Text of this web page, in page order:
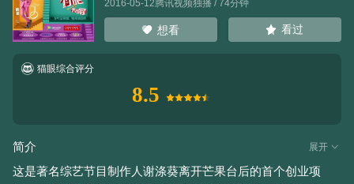
2016-05-12腾讯视频独播 / 74分钟
想看 看过
猫眼综合评分
8.5
简介 展开
这是著名综艺节目制作人谢涤葵离开芒果台后的首个创业项